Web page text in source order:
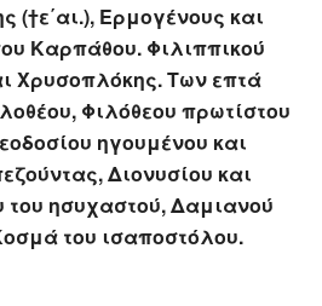
(†ε΄αι.), Ερμογένους και
Καρπάθου. Φιλιππικού
Χρυσοπλόκης. Των επτά
Φιλόθεου πρωτίστου
ηγουμένου και
Διονυσίου και
του ησυχαστού, Δαμιανού
του ισαποστόλου.